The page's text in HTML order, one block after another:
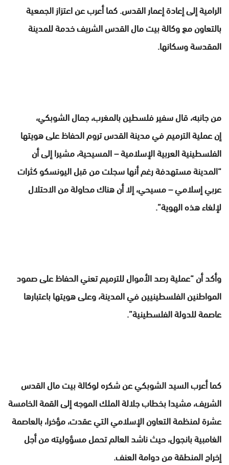
الرامية إلى إعادة إعمار القدس. كما أعرب عن اعتزاز الجمعية
بالتعاون مع وكالة بيت مال القدس الشريف خدمة للمدينة
المقدسة وسكانها.
من جانبه، قال سفير فلسطين بالمغرب، جمال الشوبكي،
إن عملية الترميم في مدينة القدس تروم الحفاظ على هويتها
الفلسطينية العربية الإسلامية – المسيحية، مشيرا إلى أن
“المدينة مستهدفة رغم أنها سجلت من قبل اليونسكو كثرات
عربي إسلامي – مسيحي، إلا أن هناك محاولة من الاحتلال
لإلغاء هذه الهوية”.
وأكد أن “عملية رصد الأموال للترميم تعني الحفاظ على صمود
المواطنين الفلسطينيين في المدينة، وعلى هويتها باعتبارها
عاصمة للدولة الفلسطينية”.
كما أعرب السيد الشوبكي عن شكره لوكالة بيت مال القدس
الشريف، مشيدا بخطاب جلالة الملك الموجه إلى القمة الخامسة
عشرة لمنظمة التعاون الإسلامي التي عقدت، مؤخرا، بالعاصمة
الغامبية بانجول، حيث ناشد العالم تحمل مسؤوليته من أجل
إخراج المنطقة من دوامة العنف.